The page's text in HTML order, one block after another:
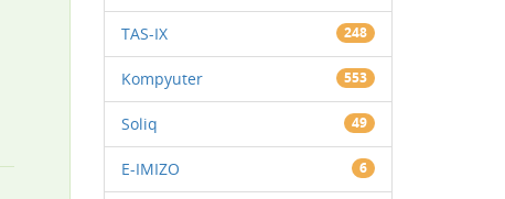
TAS-IX 248
Kompyuter 553
Soliq 49
E-IMIZO 6